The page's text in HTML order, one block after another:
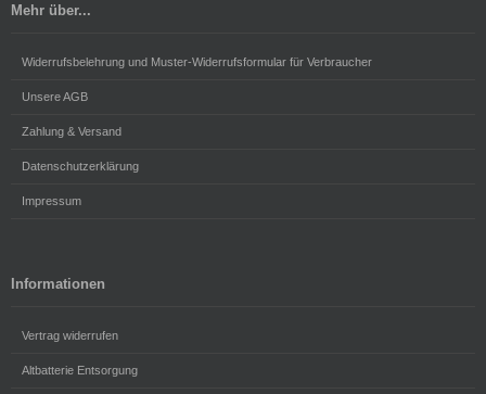
Mehr über...
Widerrufsbelehrung und Muster-Widerrufsformular für Verbraucher
Unsere AGB
Zahlung & Versand
Datenschutzerklärung
Impressum
Informationen
Vertrag widerrufen
Altbatterie Entsorgung